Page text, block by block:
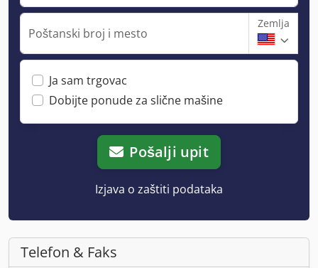
Poštanski broj i mesto
Zemlja
Ja sam trgovac
Dobijte ponude za slične mašine
Pošalji upit
Izjava o zaštiti podataka
Telefon & Faks